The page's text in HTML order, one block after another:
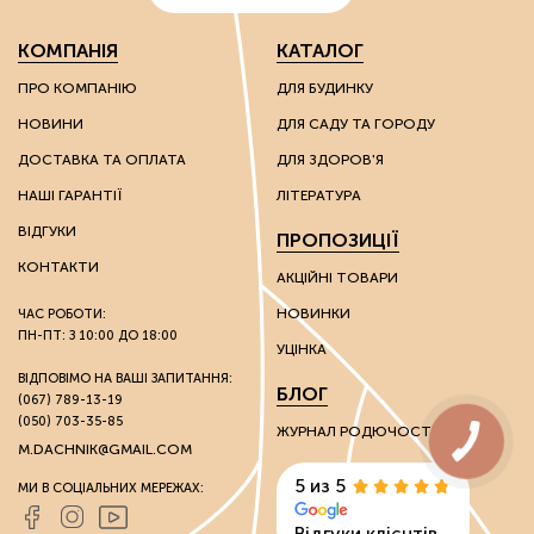
надають вологоутримуючі властивості субстратам;
діатоміти – багаті на кварц сполуки, які
використовують для покращення властивостей
надлегких ґрунтів.
Ці речовини мають каталітичні та іонообмінні
властивості, завдяки яким можна впливати на хімічні
Грунтополіпшувачі використовують без обмежень на
вид культури: вони однаково гарні як для плодоносних
культур, так і для пальм та інших екзотів.
Стимулятори росту
Розвиток культур багато в чому залежить від зовнішніх
факторів. Через несприятливі погодні умови на ранніх
стадіях розвитку молоді рослини розвиваються
недостатньо активно, виростають слабкими та
Стимулятори росту сприяють активації вегетативних
КОМПАНІЯ
ПРО КОМПАНІЮ
НОВИНИ
ДОСТАВКА ТА ОПЛАТА
НАШІ ГАРАНТІЇ
ВІДГУКИ
КОНТАКТИ
ЧАС РОБОТИ:
ПН-ПТ: З 10:00 ДО 18:00
ВІДПОВІМО НА ВАШІ ЗАПИТАННЯ:
(067) 789-13-19
(050) 703-35-85
M.DACHNIK@GMAIL.COM
МИ В СОЦІАЛЬНИХ МЕРЕЖАХ:
КАТАЛОГ
ДЛЯ БУДИНКУ
ДЛЯ САДУ ТА ГОРОДУ
ДЛЯ ЗДОРОВ'Я
ЛІТЕРАТУРА
ПРОПОЗИЦІЇ
АКЦІЙНІ ТОВАРИ
НОВИНКИ
УЦІНКА
БЛОГ
ЖУРНАЛ РОДЮЧОСТІ
5 из 5